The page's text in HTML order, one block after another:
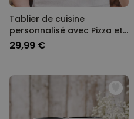
Tablier de cuisine
personnalisé avec Pizza et
nom
29,99 €